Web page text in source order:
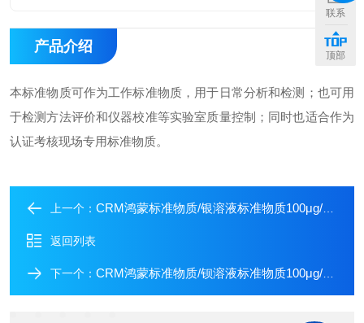
产品介绍
本标准物质可作为工作标准物质，用于日常分析和检测；也可用
于检测方法评价和仪器校准等实验室质量控制；同时也适合作为
认证考核现场专用标准物质。
上一个： CRM鸿蒙标准物质/银溶液标准物质100μg/mL50mL
返回列表
下一个： CRM鸿蒙标准物质/钡溶液标准物质100μg/mL50mL
联系
顶部